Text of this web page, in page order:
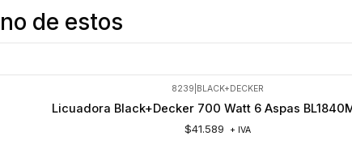
de estos
8239 BLACK+DECKER
Licuadora Black+Decker 700 Watt 6 Aspas
$41.589 + IVA